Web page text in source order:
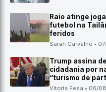
Raio atinge
futebol na
feridos
Sarah Carvalho •
Trump assina
cidadania por
“turismo de
Vitoria Fesa • 06/